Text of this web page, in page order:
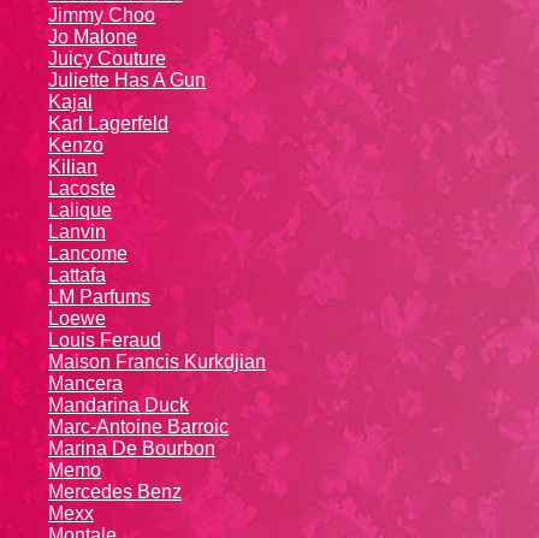
Jimmy Choo
Jo Malone
Juicy Couture
Juliette Has A Gun
Kajal
Karl Lagerfeld
Kenzo
Kiliаn
Lacoste
Lalique
Lanvin
Lanсоmе
Lattafa
LM Parfums
Loewe
Louis Feraud
Maison Francis Kurkdjian
Mancera
Mandarina Duck
Marc-Antoine Barroic
Marina De Bourbon
Memo
Mercedes Benz
Mexx